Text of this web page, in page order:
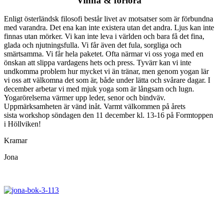
Enligt österländsk filosofi består livet av motsatser som är förbundna
med varandra. Det ena kan inte existera utan det andra. Ljus kan inte
finnas utan mörker. Vi kan inte leva i världen och bara få det fina,
glada och njutningsfulla. Vi får även det fula, sorgliga och
smärtsamma. Vi får hela paketet. Ofta närmar vi oss yoga med en
önskan att slippa vardagens hets och press. Tyvärr kan vi inte
undkomma problem hur mycket vi än tränar, men genom yogan lär
vi oss att välkomna det som är, både under lätta och svårare dagar. I
december arbetar vi med mjuk yoga som är långsam och lugn.
Yogarörelserna värmer upp leder, senor och bindväv.
Uppmärksamheten är vänd inåt. Varmt välkommen på årets
sista workshop söndagen den 11 december kl. 13-16 på Formtoppen
i Höllviken!
Kramar
Jona